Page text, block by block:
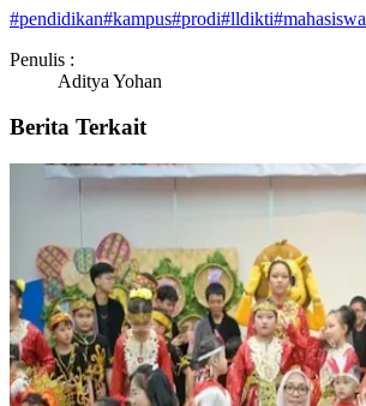
#pendidikan#kampus#prodi#lldikti#mahasiswa
Penulis :
Aditya Yohan
Berita Terkait